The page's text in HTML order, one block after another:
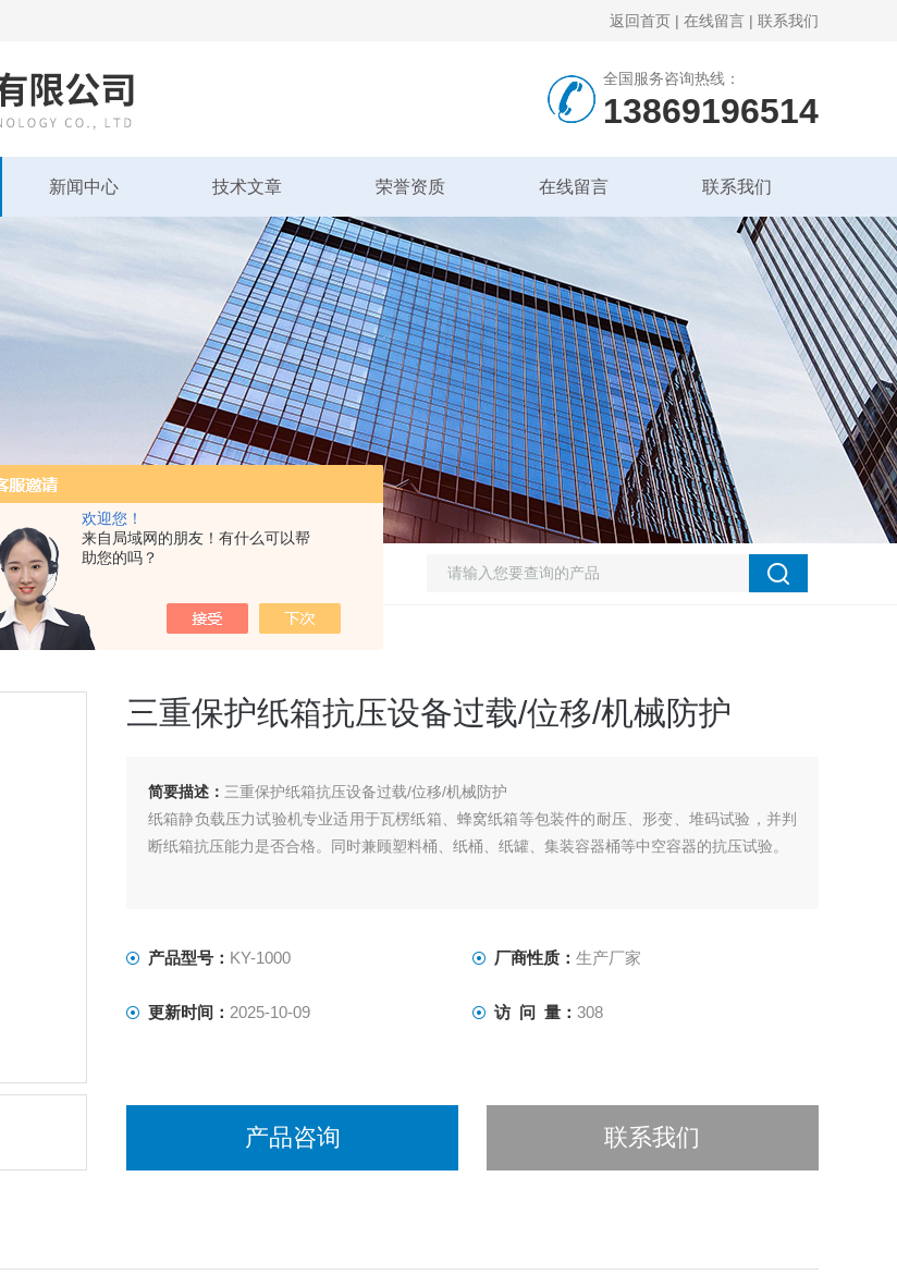
欢迎您！
来自局域网的朋友！有什么可以帮
助您的吗？
返回首页 | 在线留言 | 联系我们
全国服务咨询热线：
13869196514
新闻中心 技术文章 荣誉资质 在线留言 联系我们
1000三重保护纸箱抗压设备过载/位移/机械防护
三重保护纸箱抗压设备过载/位移/机械防护
简要描述： 三重保护纸箱抗压设备过载/位移/机械防护
纸箱静负载压力试验机专业适用于瓦楞纸箱、蜂窝纸箱等包装件的耐压、形变、堆码试验，并判
断纸箱抗压能力是否合格。同时兼顾塑料桶、纸桶、纸罐、集装容器桶等中空容器的抗压试验。
产品型号： KY-1000 厂商性质： 生产厂家
更新时间： 2025-10-09 访 问 量： 308
产品咨询 联系我们